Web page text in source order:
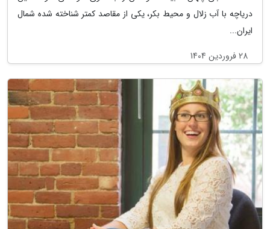
دریاچه با آب زلال و محیط بکر، یکی از مقاصد کمتر شناخته شده شمال
ایران...
28 فروردین 1404